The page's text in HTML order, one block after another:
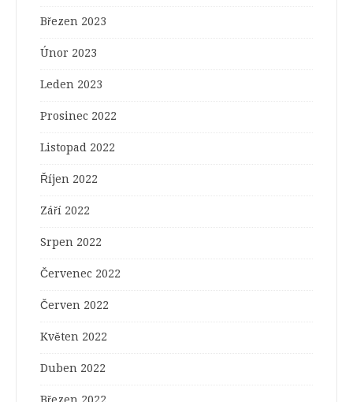
Březen 2023
Únor 2023
Leden 2023
Prosinec 2022
Listopad 2022
Říjen 2022
Září 2022
Srpen 2022
Červenec 2022
Červen 2022
Květen 2022
Duben 2022